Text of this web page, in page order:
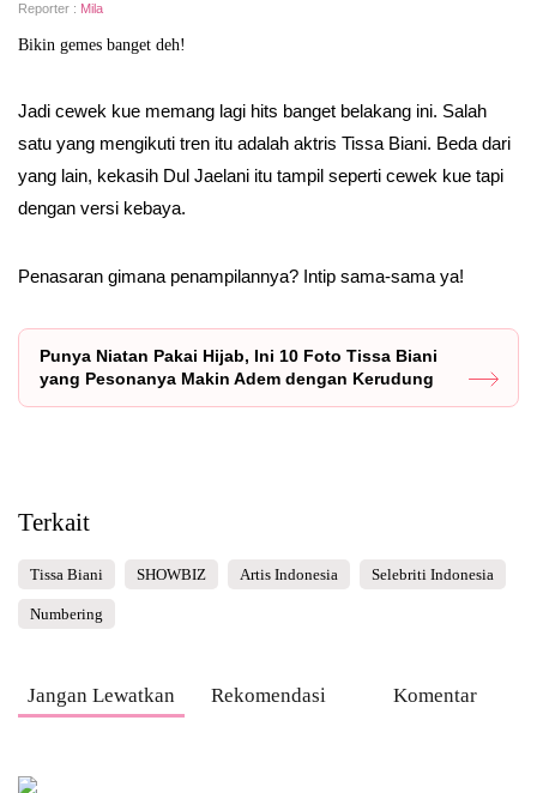
Reporter : Mila
Bikin gemes banget deh!
Jadi cewek kue memang lagi hits banget belakang ini. Salah
satu yang mengikuti tren itu adalah aktris Tissa Biani. Beda dari
yang lain, kekasih Dul Jaelani itu tampil seperti cewek kue tapi
dengan versi kebaya.
Penasaran gimana penampilannya? Intip sama-sama ya!
Punya Niatan Pakai Hijab, Ini 10 Foto Tissa Biani
yang Pesonanya Makin Adem dengan Kerudung
Terkait
Tissa Biani SHOWBIZ Artis Indonesia Selebriti Indonesia
Numbering
Jangan Lewatkan Rekomendasi Komentar